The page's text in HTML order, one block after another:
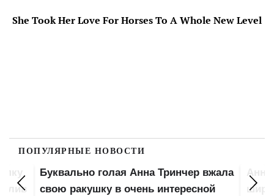
ПОПУЛЯРНЫЕ НОВОСТИ
Буквально голая Анна Тринчер вжала
свою ракушку в очень интересной